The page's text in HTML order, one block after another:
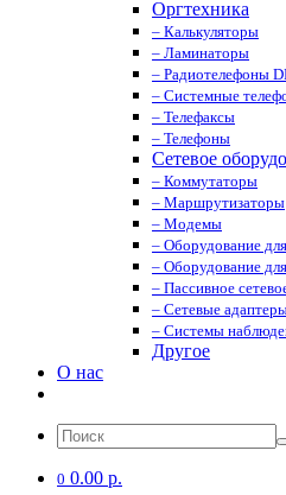
Оргтехника
– Калькуляторы
– Ламинаторы
– Радиотелефоны
– Системные
– Телефаксы
– Телефоны
Сетевое
– Коммутаторы
– Маршрутизаторы
– Модемы
– Оборудование
– Оборудование
– Пассивное
– Сетевые
– Системы
Другое
О нас
0 0.00 р.